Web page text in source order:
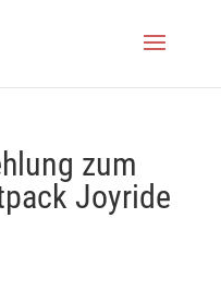
zum
Joyride